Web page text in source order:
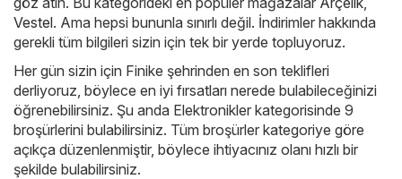
Vestel. Ama hepsi bununla sınırlı değil. İndirimler hakkında
gerekli tüm bilgileri sizin için tek bir yerde topluyoruz.
Her gün sizin için Finike şehrinden en son teklifleri
derliyoruz, böylece en iyi fırsatları nerede bulabileceğinizi
öğrenebilirsiniz. Şu anda Elektronikler kategorisinde 9
broşürlerini bulabilirsiniz. Tüm broşürler kategoriye göre
açıkça düzenlenmiştir, böylece ihtiyacınız olanı hızlı bir
şekilde bulabilirsiniz.